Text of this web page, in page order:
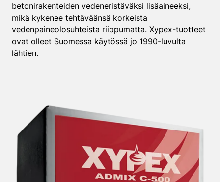
betonirakenteiden vedeneristäväksi lisäaineeksi,
mikä kykenee tehtäväänsä korkeista
vedenpaineolosuhteista riippumatta. Xypex-tuotteet
ovat olleet Suomessa käytössä jo 1990-luvulta
lähtien.